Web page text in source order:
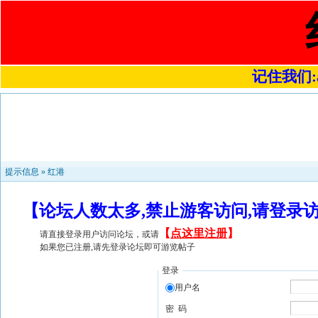
记住我们
提示信息 » 红港
【论坛人数太多,禁止游客访问,请登
请直接登录用户访问论坛，或请 【 点这里注册】
如果您已注册,请先登录论坛即可游览帖子
登录
用户名
密 码